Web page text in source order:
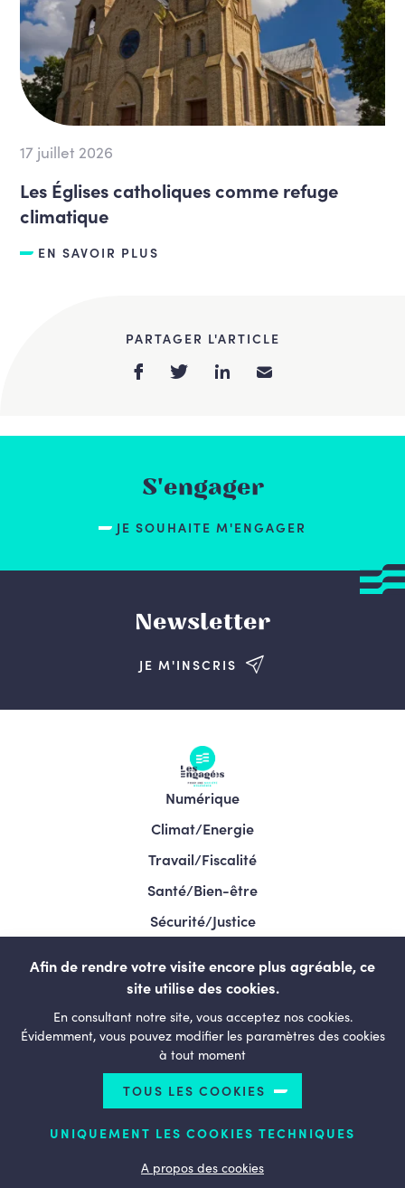
17 juillet 2026
Les Églises catholiques comme refuge
climatique
EN SAVOIR PLUS
PARTAGER L'ARTICLE
S'engager
JE SOUHAITE M'ENGAGER
Newsletter
JE M'INSCRIS
Numérique
Climat/Energie
Travail/Fiscalité
Santé/Bien-être
Sécurité/Justice
LESENGAGÉS.BE
© Copyright 2026 Le courage de changer - Tous droits
Termes et conditions
Politique de confidentialité
Afin de rendre votre visite encore plus agréable, ce
site utilise des cookies.
En consultant notre site, vous acceptez nos cookies.
Évidemment, vous pouvez modifier les paramètres des cookies
à tout moment
TOUS LES COOKIES
UNIQUEMENT LES COOKIES TECHNIQUES
A propos des cookies